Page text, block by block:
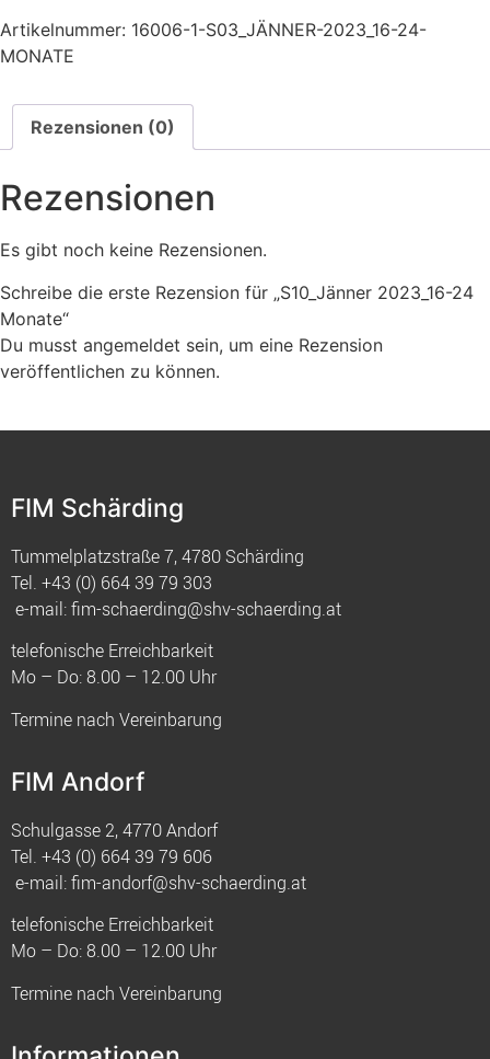
Artikelnummer: 16006-1-S03_JÄNNER-2023_16-24-
MONATE
Rezensionen (0)
Rezensionen
Es gibt noch keine Rezensionen.
Schreibe die erste Rezension für „S10_Jänner 2023_16-24
Monate“
Du musst angemeldet sein, um eine Rezension
veröffentlichen zu können.
FIM Schärding
Tummelplatzstraße 7, 4780 Schärding
Tel. +43 (0) 664 39 79 303
e-mail:fim-schaerding@shv-schaerding.at
telefonische Erreichbarkeit
Mo – Do: 8.00 – 12.00 Uhr
Termine nach Vereinbarung
FIM Andorf
Schulgasse 2, 4770 Andorf
Tel. +43 (0) 664 39 79 606
e-mail:fim-andorf@shv-schaerding.at
telefonische Erreichbarkeit
Mo – Do: 8.00 – 12.00 Uhr
Termine nach Vereinbarung